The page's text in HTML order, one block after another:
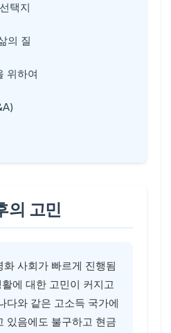
택지
의 질
위하여
의 고민
사회가 빠르게 진행됨
에 대한 고민이 커지고
다와 같은 고소득 국가에
있음에도 불구하고 현금